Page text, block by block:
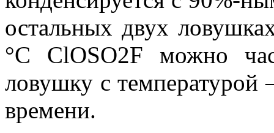
остальных двух
°С ClOSO2F можно
ловушку с
времени.